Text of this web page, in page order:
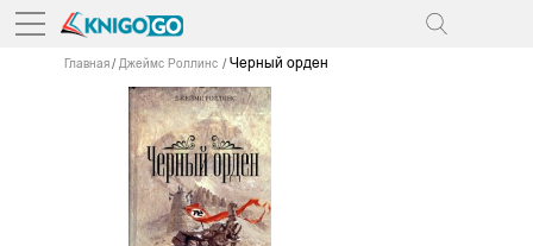
Главная Джеймс Роллинс Черный орден